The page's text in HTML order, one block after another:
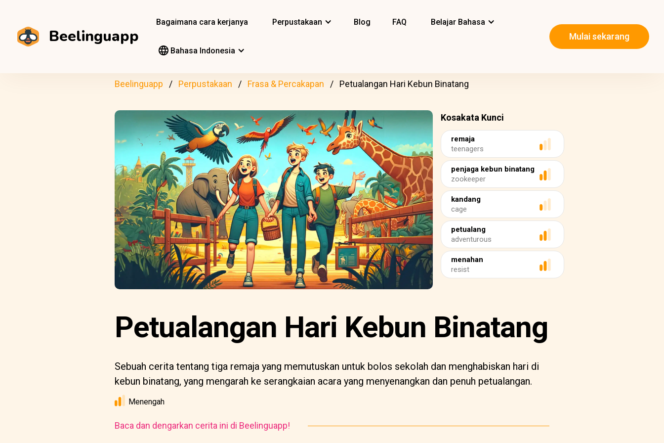
Beelinguapp
Bagaimana cara kerjanya Perpustakaan Blog FAQ Belajar Bahasa
Bahasa Indonesia
Mulai sekarang
Beelinguapp Perpustakaan Frasa & Percakapan Petualangan Hari Kebun Binatang
Kosakata Kunci
remaja
teenagers
penjaga kebun binatang
zookeeper
kandang
cage
petualang
adventurous
menahan
resist
Petualangan Hari Kebun Binatang
Sebuah cerita tentang tiga remaja yang memutuskan untuk bolos sekolah dan menghabiskan hari di
kebun binatang, yang mengarah ke serangkaian acara yang menyenangkan dan penuh petualangan.
Menengah
Baca dan dengarkan cerita ini di Beelinguapp!